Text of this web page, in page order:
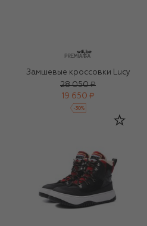
Замшевые кроссовки Lucy
28 050 ₽
19 650 ₽
-30%